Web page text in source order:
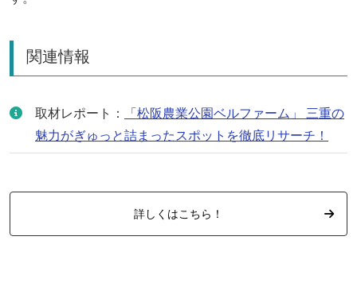
関連情報
取材レポート：
「松阪農業公園ベルファーム」 三重の
魅力がぎゅっと詰まったスポットを徹底リサーチ！
詳しくはこちら！